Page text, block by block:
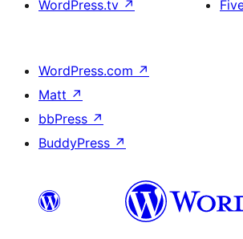
WordPress.tv ↗
WordPress.com ↗
Matt ↗
bbPress ↗
BuddyPress ↗